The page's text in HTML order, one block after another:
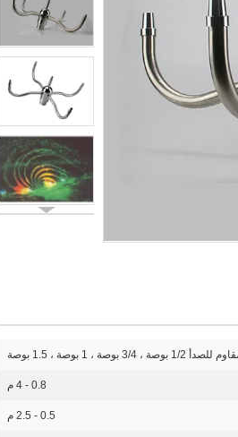
، 1 بوصة ، 1.5 بوصة
0.8 - 4 م
0.5 - 2.5 م